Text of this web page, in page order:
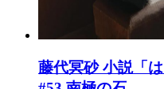
藤代冥砂 小説「